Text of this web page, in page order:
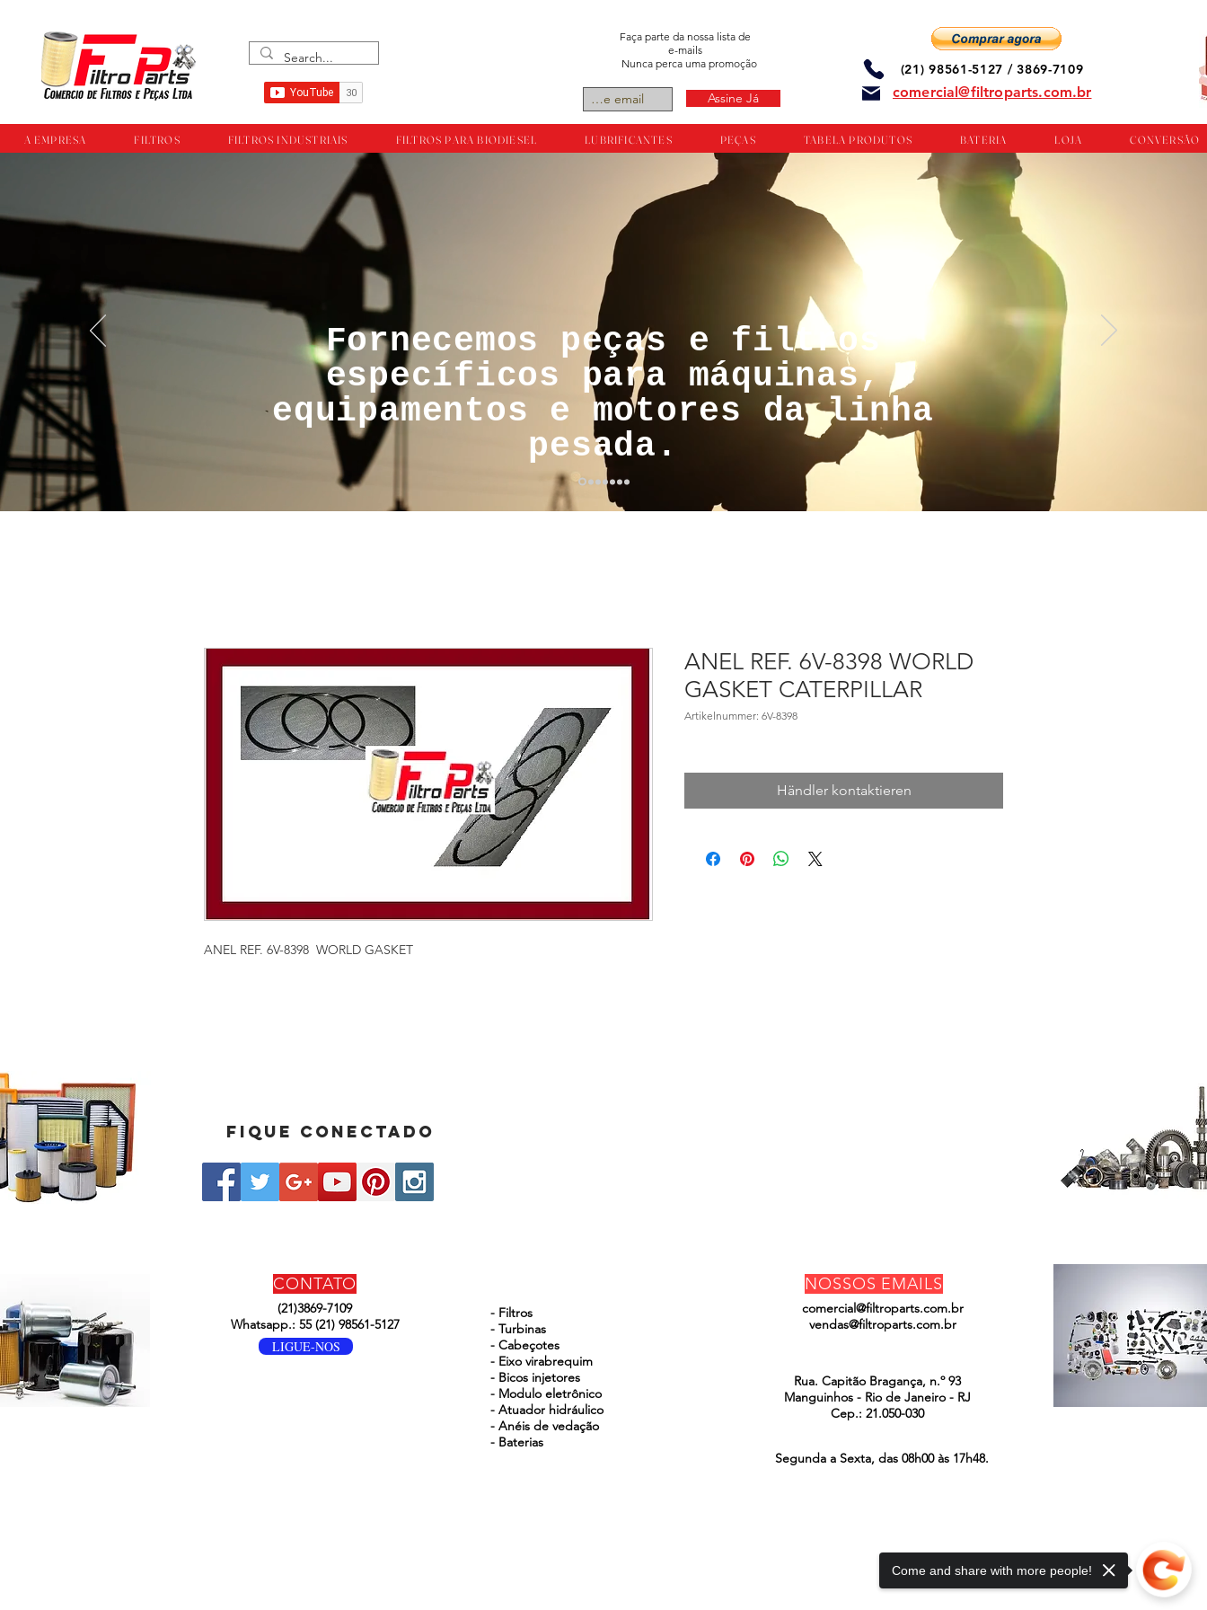
Faça parte da nossa lista de
e-mails
Nunca perca uma promoção
Assine Já
(21) 98561-5127 / 3869-7109
comercial@filtroparts.com.br
A EMPRESA FILTROS FILTROS INDUSTRIAIS FILTROS PARA BIODIESEL LUBRIFICANTES PEÇAS TABELA PRODUTOS BATERIA LOJA CONVERSÃO
™®©Todos os direitos reservador a
empresa Filtroparts.
Fornecemos peças e filtros
específicos para máquinas,
equipamentos e motores da linha
pesada.
ANEL REF. 6V-8398 WORLD GASKET
ANEL REF. 6V-8398 WORLD
GASKET CATERPILLAR
Artikelnummer: 6V-8398
Händler kontaktieren
Fique conectado
CONTATO
(21)3869-7109
Whatsapp.: 55 (21) 98561-5127
LIGUE-NOS
- Filtros
- Turbinas
- Cabeçotes
- Eixo virabrequim
- Bicos injetores
- Modulo eletrônico
- Atuador hidráulico
- Anéis de vedação
- Baterias
NOSSOS EMAILS
comercial@filtroparts.com.br
vendas@filtroparts.com.br
Rua. Capitão Bragança, n.º 93
Manguinhos - Rio de Janeiro - RJ
Cep.: 21.050-030
Segunda a Sexta, das 08h00 às 17h48.
Come and share with more people!